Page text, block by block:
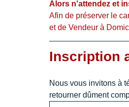
Alors n'attendez et
Afin de préserver le
et de Vendeur à
Inscription
Nous vous invitons à
retourner dûment